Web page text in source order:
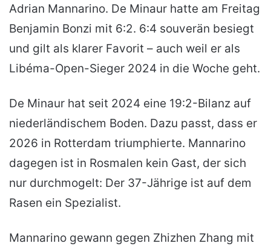
Adrian Mannarino. De Minaur hatte am Freitag
Benjamin Bonzi mit 6:2. 6:4 souverän besiegt
und gilt als klarer Favorit – auch weil er als
Libéma-Open-Sieger 2024 in die Woche geht.
De Minaur hat seit 2024 eine 19:2-Bilanz auf
niederländischem Boden. Dazu passt, dass er
2026 in Rotterdam triumphierte. Mannarino
dagegen ist in Rosmalen kein Gast, der sich
nur durchmogelt: Der 37-Jährige ist auf dem
Rasen ein Spezialist.
Mannarino gewann gegen Zhizhen Zhang mit